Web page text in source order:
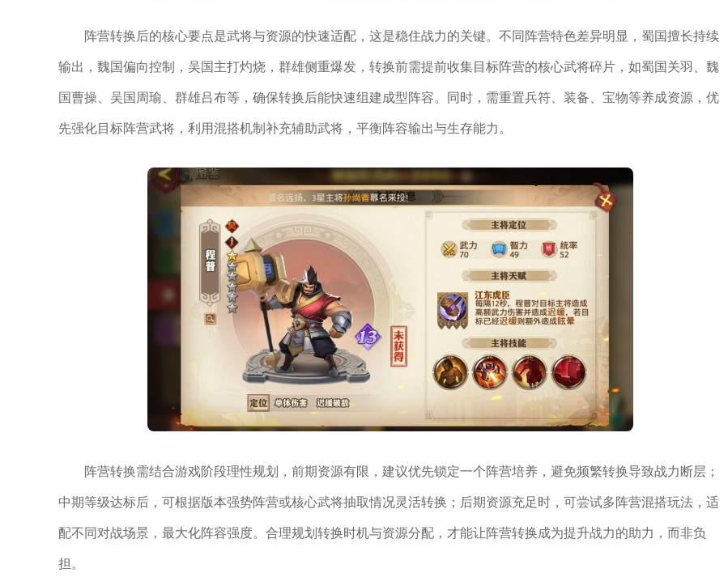
阵营转换后的核心要点是武将与资源的快速适配，这是稳住战力的关键。不同阵营特色差异明显，蜀国擅长持续
输出，魏国偏向控制，吴国主打灼烧，群雄侧重爆发，转换前需提前收集目标阵营的核心武将碎片，如蜀国关羽、魏
国曹操、吴国周瑜、群雄吕布等，确保转换后能快速组建成型阵容。同时，需重置兵符、装备、宝物等养成资源，优
先强化目标阵营武将，利用混搭机制补充辅助武将，平衡阵容输出与生存能力。
阵营转换需结合游戏阶段理性规划，前期资源有限，建议优先锁定一个阵营培养，避免频繁转换导致战力断层；
中期等级达标后，可根据版本强势阵营或核心武将抽取情况灵活转换；后期资源充足时，可尝试多阵营混搭玩法，适
配不同对战场景，最大化阵容强度。合理规划转换时机与资源分配，才能让阵营转换成为提升战力的助力，而非负
担。